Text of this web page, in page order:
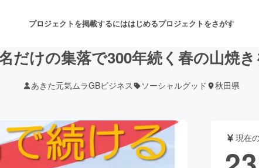
プロジェクトを掲載するにははじめるプロジェクトをさがす
音楽 舞台・パフォーマンス
だけの集落で300年続く春の山焼
あきた元気ムラGBビジネス ソーシャルグッド 秋田県
現在